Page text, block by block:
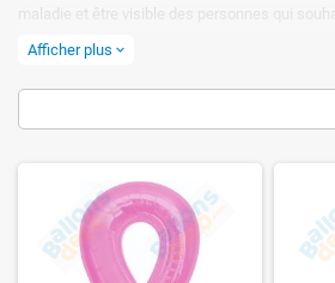
maladie et être visible des personnes qui
Mais aussi pour fêter la rémission d'une
Bien conservés, nos ballons pourront être
fois sur plusieurs années sans problèmes.
Afficher plus expand_more